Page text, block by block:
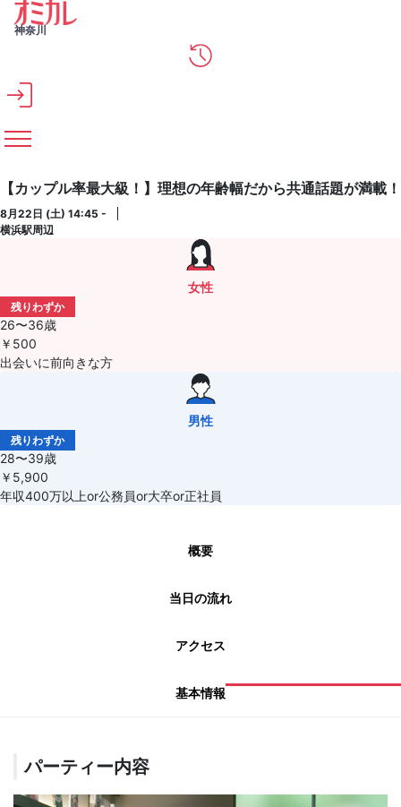
メインコンテンツへスキップ
神奈川
【カップル率最大級！】理想の年齢幅だから共通話題が満載！
8月22日 (土) 14:45 -
横浜駅周辺
女性
残りわずか
26〜36歳
￥500
出会いに前向きな方
男性
残りわずか
28〜39歳
￥5,900
年収400万以上or公務員or大卒or正社員
概要
当日の流れ
アクセス
基本情報
パーティー内容